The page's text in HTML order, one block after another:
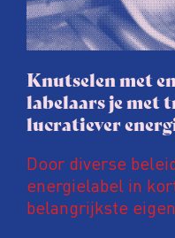
Knutselen met
labelaars je met
lucratiever
Door diverse
energielabel in
belangrijkste